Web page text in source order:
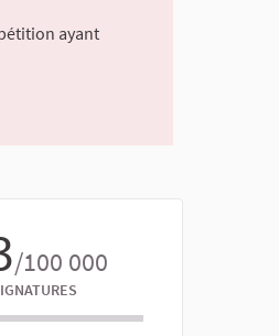
ayant
/100 000